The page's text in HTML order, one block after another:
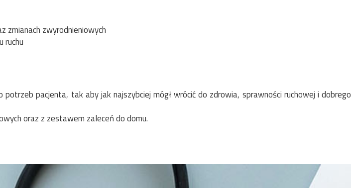
zmianach zwyrodnieniowych
ruchu
pacjenta, tak aby jak najszybciej mógł wrócić do zdrowia, sprawności ruchowej i dobrego
oraz z zestawem zaleceń do domu.